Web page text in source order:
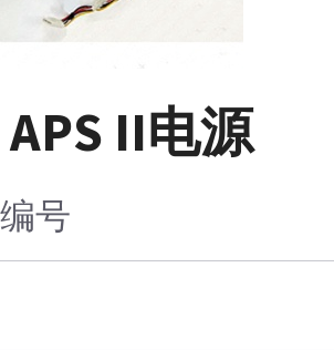
APS II电源
号